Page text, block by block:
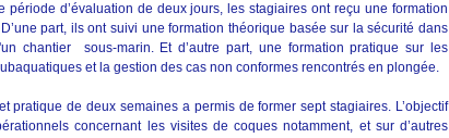
période d’évaluation de deux jours, les stagiaires ont reçu une formation
part, ils ont suivi une formation théorique basée sur la sécurité dans
chantier sous-marin. Et d’autre part, une formation pratique sur les
et la gestion des cas non conformes rencontrés en plongée.
pratique de deux semaines a permis de former sept stagiaires. L’objectif
concernant les visites de coques notamment, et sur d’autres